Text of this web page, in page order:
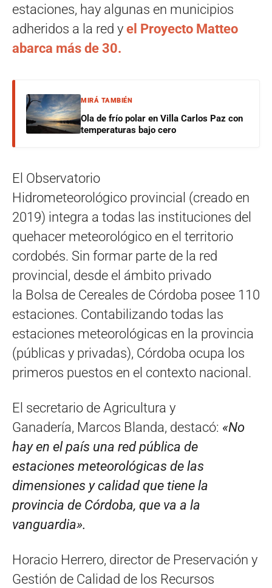
estaciones, hay algunas en municipios
adheridos a la red y el Proyecto Matteo
abarca más de 30.
MIRÁ TAMBIÉN
Ola de frío polar en Villa Carlos Paz con
temperaturas bajo cero
El Observatorio
Hidrometeorológico provincial (creado en
2019) integra a todas las instituciones del
quehacer meteorológico en el territorio
cordobés. Sin formar parte de la red
provincial, desde el ámbito privado
la Bolsa de Cereales de Córdoba posee 110
estaciones. Contabilizando todas las
estaciones meteorológicas en la provincia
(públicas y privadas), Córdoba ocupa los
primeros puestos en el contexto nacional.
El secretario de Agricultura y
Ganadería, Marcos Blanda, destacó: «No
hay en el país una red pública de
estaciones meteorológicas de las
dimensiones y calidad que tiene la
provincia de Córdoba, que va a la
vanguardia».
Horacio Herrero, director de Preservación y
Gestión de Calidad de los Recursos